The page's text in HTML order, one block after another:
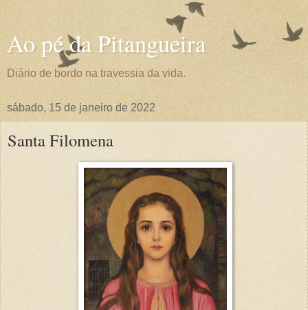
Ao pé da Pitangueira
Diário de bordo na travessia da vida.
sábado, 15 de janeiro de 2022
Santa Filomena